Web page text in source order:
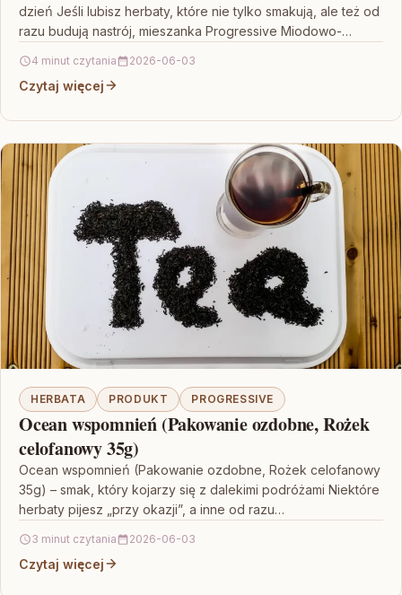
dzień Jeśli lubisz herbaty, które nie tylko smakują, ale też od
razu budują nastrój, mieszanka Progressive Miodowo-
4 minut czytania 2026-06-03
Czytaj więcej
HERBATA PRODUKT PROGRESSIVE
Ocean wspomnień (Pakowanie ozdobne, Rożek
celofanowy 35g)
Ocean wspomnień (Pakowanie ozdobne, Rożek celofanowy
35g) – smak, który kojarzy się z dalekimi podróżami Niektóre
herbaty pijesz „przy okazji”, a inne od razu…
3 minut czytania 2026-06-03
Czytaj więcej